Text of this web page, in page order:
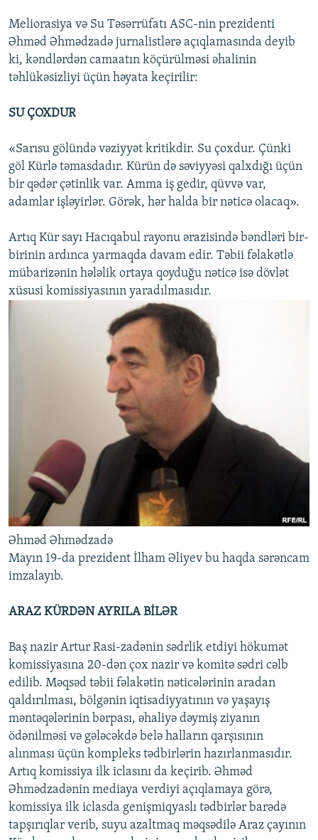
Meliorasiya və Su Təsərrüfatı ASC-nin prezidenti
Əhməd Əhmədzadə jurnalistlərə açıqlamasında deyib
ki, kəndlərdən camaatın köçürülməsi əhalinin
təhlükəsizliyi üçün həyata keçirilir:
SU ÇOXDUR
«Sarısu gölündə vəziyyət kritikdir. Su çoxdur. Çünki
göl Kürlə təmasdadır. Kürün də səviyyəsi qalxdığı üçün
bir qədər çətinlik var. Amma iş gedir, qüvvə var,
adamlar işləyirlər. Görək, hər halda bir nəticə olacaq».
Artıq Kür sayı Hacıqabul rayonu ərazisində bəndləri bir-
birinin ardınca yarmaqda davam edir. Təbii fəlakətlə
mübarizənin hələlik ortaya qoyduğu nəticə isə dövlət
xüsusi komissiyasının yaradılmasıdır.
Əhməd Əhmədzadə
Mayın 19-da prezident İlham Əliyev bu haqda sərəncam
imzalayıb.
ARAZ KÜRDƏN AYRILA BİLƏR
Baş nazir Artur Rasi-zadənin sədrlik etdiyi hökumət
komissiyasına 20-dən çox nazir və komitə sədri cəlb
edilib. Məqsəd təbii fəlakətin nəticələrinin aradan
qaldırılması, bölgənin iqtisadiyyatının və yaşayış
məntəqələrinin bərpası, əhaliyə dəymiş ziyanın
ödənilməsi və gələcəkdə belə halların qarşısının
alınması üçün kompleks tədbirlərin hazırlanmasıdır.
Artıq komissiya ilk iclasını da keçirib. Əhməd
Əhmədzadənin mediaya verdiyi açıqlamaya görə,
komissiya ilk iclasda genişmiqyaslı tədbirlər barədə
tapşırıqlar verib, suyu azaltmaq məqsədilə Araz çayının